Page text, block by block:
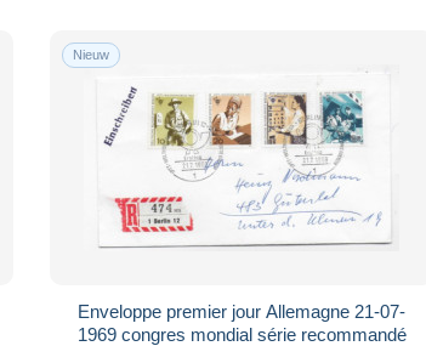
Nieuw
Enveloppe premier jour Allemagne 21-07-
1969 congres mondial série recommandé